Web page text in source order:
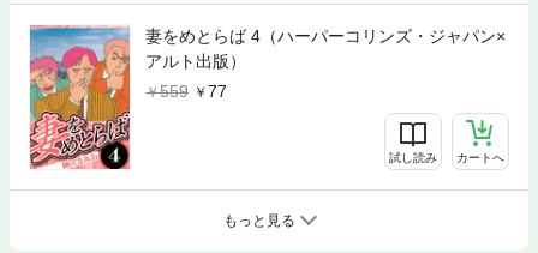
妻をめとらば 4（ハーパーコリンズ・ジャパン×
アルト出版）
559
77
試し読み カートへ
もっと見る